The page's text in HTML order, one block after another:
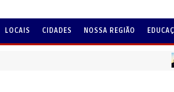
LOCAIS CIDADES NOSSA REGIÃO